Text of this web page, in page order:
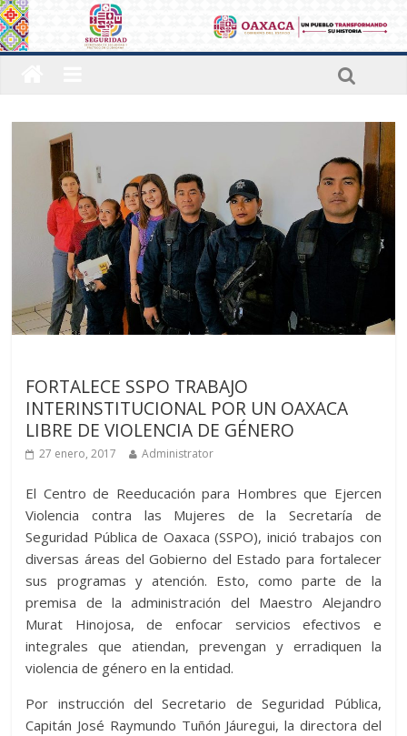
FORTALECE SSPO TRABAJO
INTERINSTITUCIONAL POR UN OAXACA
LIBRE DE VIOLENCIA DE GÉNERO
27 enero, 2017 Administrator
El Centro de Reeducación para Hombres que Ejercen
Violencia contra las Mujeres de la Secretaría de
Seguridad Pública de Oaxaca (SSPO), inició trabajos con
diversas áreas del Gobierno del Estado para fortalecer
sus programas y atención. Esto, como parte de la
premisa de la administración del Maestro Alejandro
Murat Hinojosa, de enfocar servicios efectivos e
integrales que atiendan, prevengan y erradiquen la
violencia de género en la entidad.
Por instrucción del Secretario de Seguridad Pública,
Capitán José Raymundo Tuñón Jáuregui, la directora del